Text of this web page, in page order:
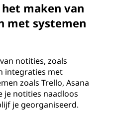
maken van
met systemen
notities, zoals
integraties met
zoals Trello, Asana
je notities naadloos
je georganiseerd.